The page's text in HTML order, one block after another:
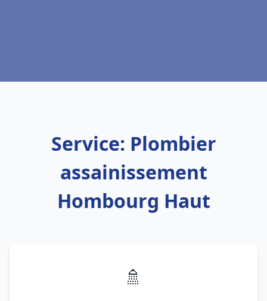
Service: Plombier
assainissement
Hombourg Haut
🚿